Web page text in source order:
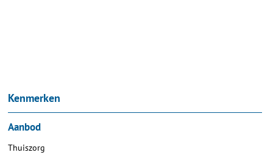
Kenmerken
Aanbod
Thuiszorg